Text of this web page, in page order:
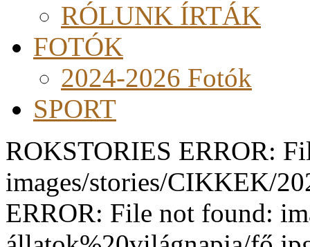
RÓLUNK ÍRTÁK
FOTÓK
2024-2026 Fotók
SPORT
ROKSTORIES ERROR:
images/stories/CIKKEK/
ERROR: File not found: